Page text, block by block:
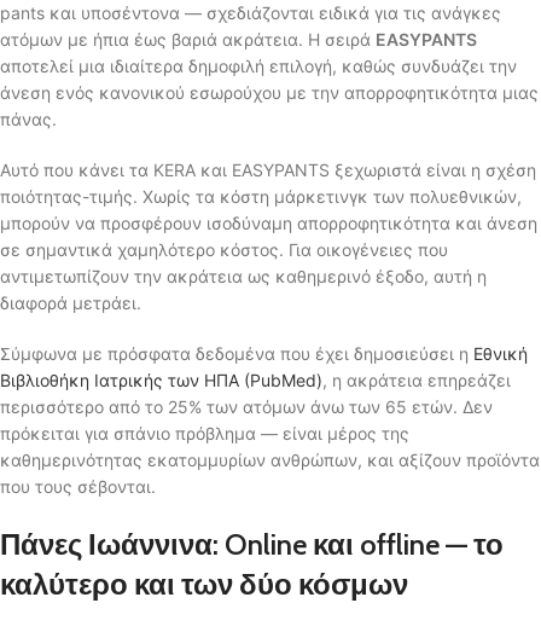
pants και υποσέντονα — σχεδιάζονται ειδικά για τις ανάγκες
ατόμων με ήπια έως βαριά ακράτεια. Η σειρά EASYPANTS
αποτελεί μια ιδιαίτερα δημοφιλή επιλογή, καθώς συνδυάζει την
άνεση ενός κανονικού εσωρούχου με την απορροφητικότητα μιας
πάνας.
Αυτό που κάνει τα KERA και EASYPANTS ξεχωριστά είναι η σχέση
ποιότητας-τιμής. Χωρίς τα κόστη μάρκετινγκ των πολυεθνικών,
μπορούν να προσφέρουν ισοδύναμη απορροφητικότητα και άνεση
σε σημαντικά χαμηλότερο κόστος. Για οικογένειες που
αντιμετωπίζουν την ακράτεια ως καθημερινό έξοδο, αυτή η
διαφορά μετράει.
Σύμφωνα με πρόσφατα δεδομένα που έχει δημοσιεύσει η Εθνική
Βιβλιοθήκη Ιατρικής των ΗΠΑ (PubMed), η ακράτεια επηρεάζει
περισσότερο από το 25% των ατόμων άνω των 65 ετών. Δεν
πρόκειται για σπάνιο πρόβλημα — είναι μέρος της
καθημερινότητας εκατομμυρίων ανθρώπων, και αξίζουν προϊόντα
που τους σέβονται.
Πάνες Ιωάννινα: Online και offline — το
καλύτερο και των δύο κόσμων